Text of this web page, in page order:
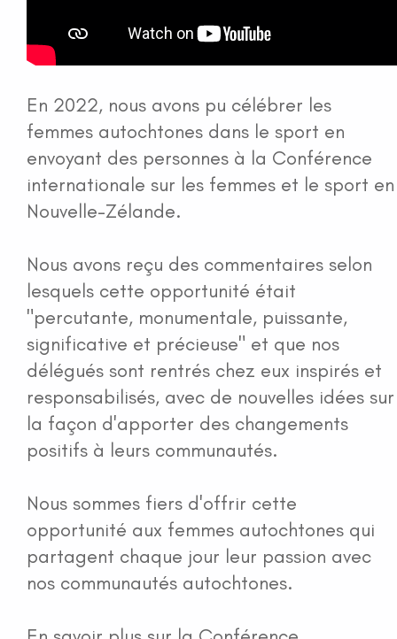
En 2022, nous avons pu célébrer les
femmes autochtones dans le sport en
envoyant des personnes à la Conférence
internationale sur les femmes et le sport en
Nouvelle-Zélande.
Nous avons reçu des commentaires selon
lesquels cette opportunité était
"percutante, monumentale, puissante,
significative et précieuse" et que nos
délégués sont rentrés chez eux inspirés et
responsabilisés, avec de nouvelles idées sur
la façon d'apporter des changements
positifs à leurs communautés.
Nous sommes fiers d'offrir cette
opportunité aux femmes autochtones qui
partagent chaque jour leur passion avec
nos communautés autochtones.